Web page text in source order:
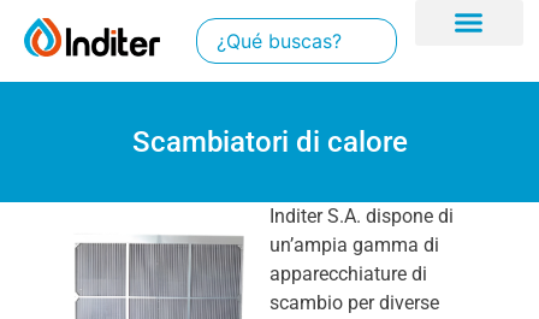
Scambiatori di calore
Inditer S.A. dispone di
un’ampia gamma di
apparecchiature di
scambio per diverse